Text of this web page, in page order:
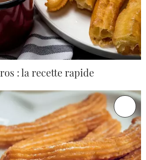
: la recette rapide